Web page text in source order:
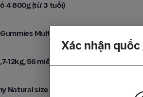
4 800g (từ 3 tuổi)
Multi Vitamin for Fussy Eaters
12kg, 56 miếng)
Natural size XL 32 miếng (12-22kg) | Con
Xác nhận